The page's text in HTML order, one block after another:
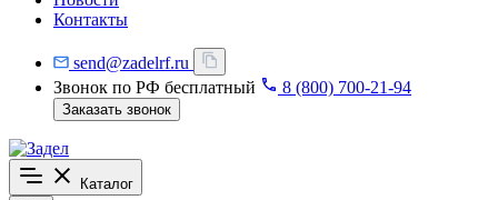
Контакты
send@zadelrf.ru
Звонок по РФ бесплатный
8 (800) 700-21-94
Заказать звонок
Каталог